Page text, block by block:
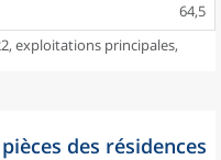
64,5
exploitations principales,
des résidences